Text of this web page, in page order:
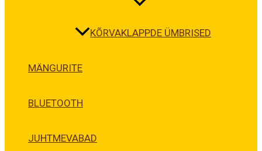
KÕRVAKLAPPDE ÜMBRISED
MÄNGURITE
BLUETOOTH
JUHTMEVABAD